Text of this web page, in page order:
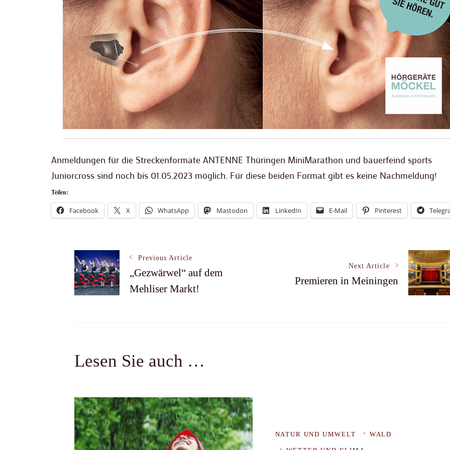
Anmeldungen für die Streckenformate ANTENNE Thüringen MiniMarathon und bauerfeind sports
Juniorcross sind noch bis 01.05.2023 möglich. Für diese beiden Format gibt es keine Nachmeldung!
Teilen:
Facebook X WhatsApp Mastodon LinkedIn E-Mail Pinterest
Post
Navigation
Previous Article
„Gezwärwel“ auf dem
Mehliser Markt!
Next Article
Premieren in Meiningen
Lesen Sie auch …
NATUR UND UMWELT WALD